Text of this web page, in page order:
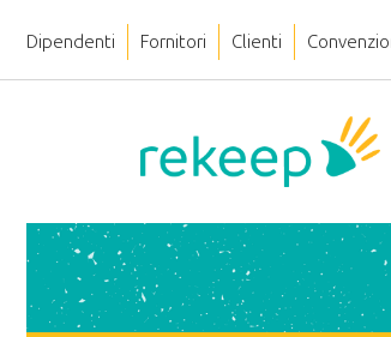
Dipendenti Fornitori Clienti